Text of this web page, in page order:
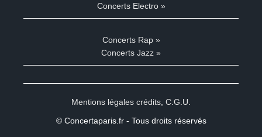
Concerts Electro »
Concerts Rap »
Concerts Jazz »
Mentions légales crédits C.G.U.
© Concertaparis.fr - Tous droits réservés